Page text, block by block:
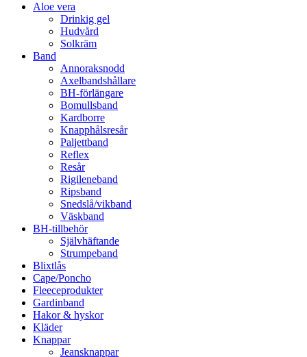
Aloe vera
Drinkig gel
Hudvård
Solkräm
Band
Annoraksnodd
Axelbandshållare
BH-förlängare
Bomullsband
Kardborre
Knapphålsresår
Paljettband
Reflex
Resår
Rigileneband
Ripsband
Snedslå/vikband
Väskband
BH-tillbehör
Självhäftande
Strumpeband
Blixtlås
Cape/Poncho
Fleeceprodukter
Gardinband
Hakor & hyskor
Kläder
Knappar
Jeansknappar